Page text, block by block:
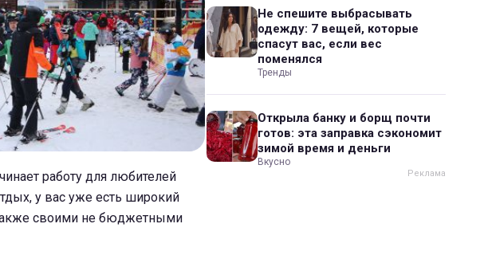
работу для любителей
у вас уже есть широкий
своими не бюджетными
Не спешите выбрасывать
одежду: 7 вещей, которые
спасут вас, если вес
поменялся
Тренды
Открыла банку и борщ почти
готов: эта заправка сэкономит
зимой время и деньги
Вкусно